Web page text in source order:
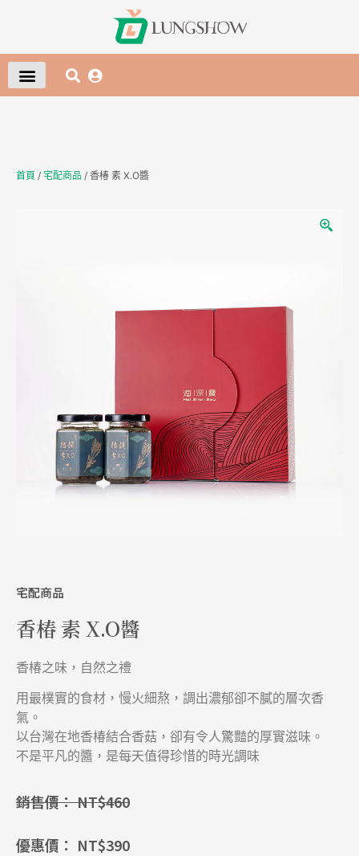
首頁 / 宅配商品 / 香椿 素 X.O醬
宅配商品
香椿 素 X.O醬
香椿之味，自然之禮
用最樸實的食材，慢火細熬，調出濃郁卻不膩的層次香
氣。
以台灣在地香椿結合香菇，卻有令人驚豔的厚實滋味。
不是平凡的醬，是每天值得珍惜的時光調味
銷售價：NT$460
優惠價： NT$390